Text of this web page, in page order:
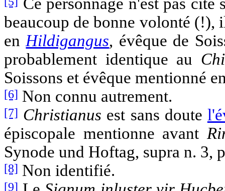
beaucoup de bonne volonté (!),
en Hildigangus, évêque de
probablement identique au
Soissons et évêque mentionné
[6] Non connu autrement.
[7] Christianus est sans doute
épiscopale mentionne avant
Synode und Hoftag, supra n. 3,
[8] Non identifié.
[9]